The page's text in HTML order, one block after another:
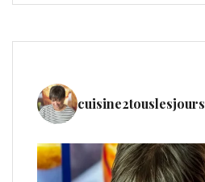
cuisine2touslesjours